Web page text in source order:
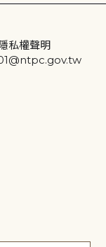
私權聲明